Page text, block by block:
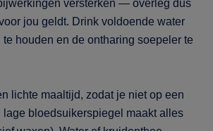
versterken — overleg dus
jou geldt. Drink voldoende water
houden en de ontharing soepeler te
lichte maaltijd, zodat je niet op een
lage bloedsuikerspiegel maakt alles